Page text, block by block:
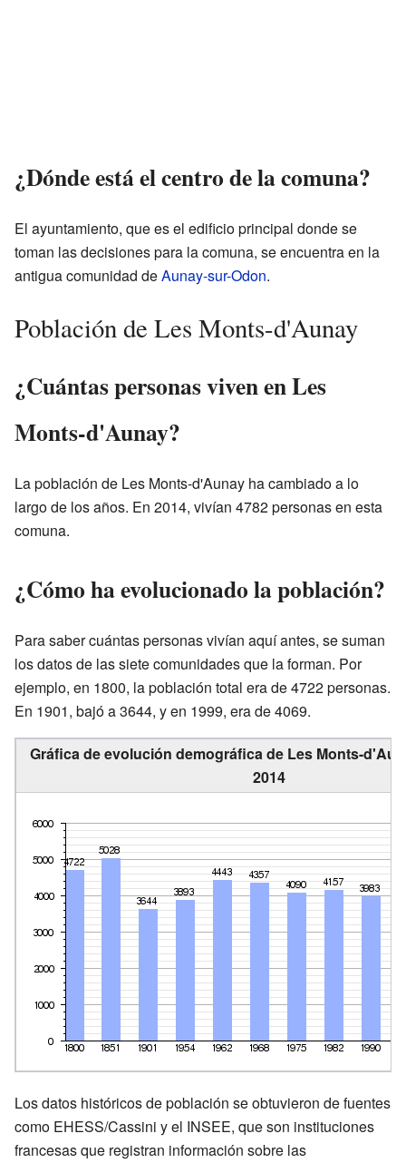
¿Dónde está el centro de la comuna?
El ayuntamiento, que es el edificio principal donde se
toman las decisiones para la comuna, se encuentra en la
antigua comunidad deAunay-sur-Odon.
Población de Les Monts-d'Aunay
¿Cuántas personas viven en Les
Monts-d'Aunay?
La población de Les Monts-d'Aunay ha cambiado a lo
largo de los años. En 2014, vivían 4782 personas en esta
comuna.
¿Cómo ha evolucionado la población?
Para saber cuántas personas vivían aquí antes, se suman
los datos de las siete comunidades que la forman. Por
ejemplo, en 1800, la población total era de 4722 personas.
En 1901, bajó a 3644, y en 1999, era de 4069.
Gráfica de evolución demográfica de Les Monts-
2014
Los datos históricos de población se obtuvieron de fuentes
como EHESS/Cassini y el INSEE, que son instituciones
francesas que registran información sobre las